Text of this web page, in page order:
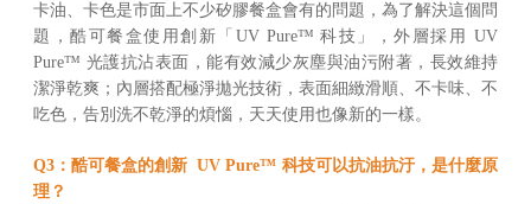
卡油、卡色是市面上不少矽膠餐盒會有的問題，為了解決這個問
題，酷可餐盒使用創新「UV Pure™ 科技」，外層採用 UV
Pure™ 光護抗沾表面，能有效減少灰塵與油污附著，長效維持
潔淨乾爽；內層搭配極淨拋光技術，表面細緻滑順、不卡味、不
吃色，告別洗不乾淨的煩惱，天天使用也像新的一樣。
Q3：酷可餐盒的創新 UV Pure™ 科技可以抗油抗汙，是什麼原
理？